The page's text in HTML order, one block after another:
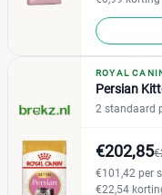
ROYAL
Persian
2 standaard
€202,85
€101,42 per
€22,54